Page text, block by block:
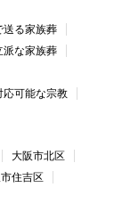
送る家族葬
派な家族葬
応可能な宗教
大阪市北区
住吉区